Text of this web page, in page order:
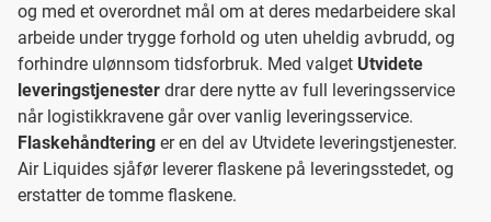
og med et overordnet mål om at deres medarbeidere skal
arbeide under trygge forhold og uten uheldig avbrudd, og
forhindre ulønnsom tidsforbruk. Med valget Utvidete
leveringstjenester drar dere nytte av full leveringsservice
når logistikkravene går over vanlig leveringsservice.
Flaskehåndtering er en del av Utvidete leveringstjenester.
Air Liquides sjåfør leverer flaskene på leveringsstedet, og
erstatter de tomme flaskene.